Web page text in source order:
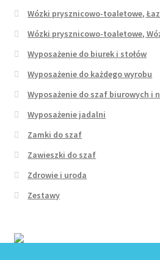
Wózki prysznicowo-toaletowe,
Wózki prysznicowo-toaletowe,
Wyposażenie do biurek i stołów
Wyposażenie do każdego wyrobu
Wyposażenie do szaf biurowych i
Wyposażenie jadalni
Zamki do szaf
Zawieszki do szaf
Zdrowie i uroda
Zestawy